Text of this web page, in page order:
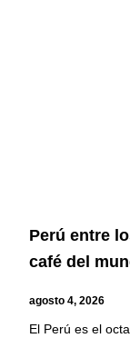
Perú entre
café del
agosto 4, 2026
El Perú es el